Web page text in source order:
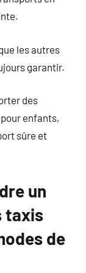
les autres
garantir.
des
enfants,
sûre et
un
taxis
de